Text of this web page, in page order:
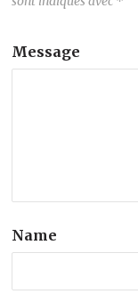
Message
Name